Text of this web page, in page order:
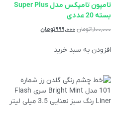
تامپون تامپکس مدل Super Plus
بسته 20 عددی
۱,۱۰۰,۰۰۰تومان ۹۹۹,۰۰۰تومان
افزودن به سبد خرید